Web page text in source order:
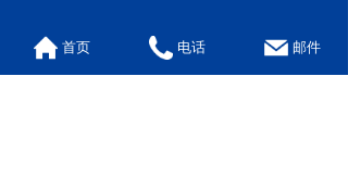
欢迎致电
0519-86700665
首页 电话 邮件